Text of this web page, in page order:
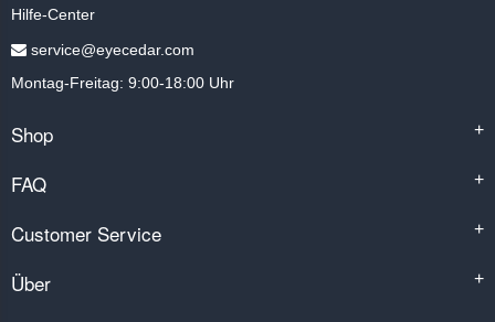
Hilfe-Center
service@eyecedar.com
Montag-Freitag: 9:00-18:00 Uhr
Shop +
FAQ +
Customer Service +
Über +